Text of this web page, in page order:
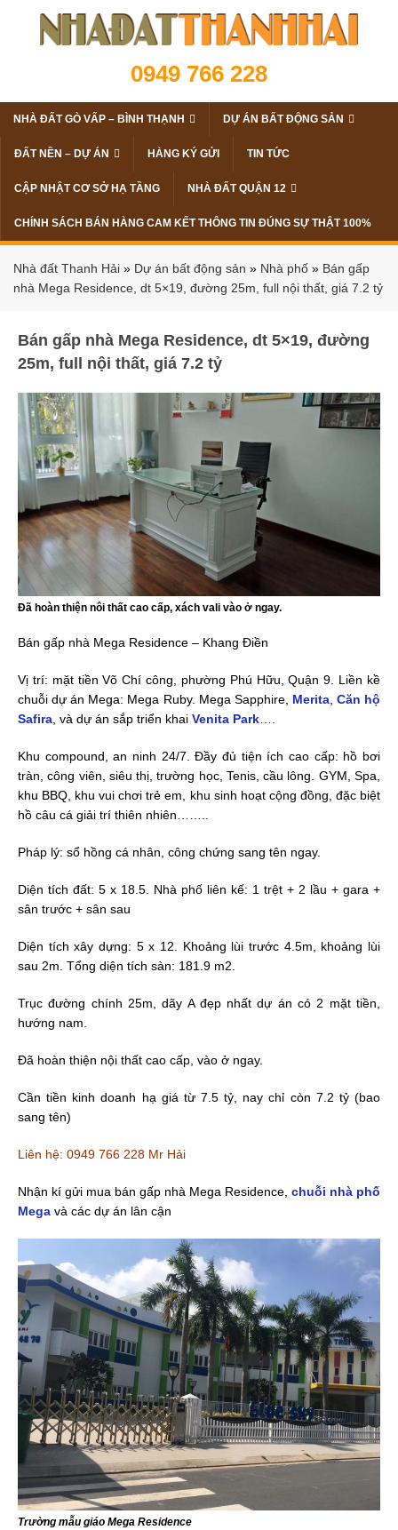
0949 766 228
NHÀ ĐẤT GÒ VẤP – BÌNH THẠNH DỰ ÁN BẤT ĐỘNG SẢN
ĐẤT NỀN – DỰ ÁN HÀNG KÝ GỬI TIN TỨC
CẬP NHẬT CƠ SỞ HẠ TẦNG NHÀ ĐẤT QUẬN 12
CHÍNH SÁCH BÁN HÀNG CAM KẾT THÔNG TIN ĐÚNG SỰ THẬT 100%
Nhà đất Thanh Hải » Dự án bất động sản » Nhà phố » Bán gấp
nhà Mega Residence, dt 5×19, đường 25m, full nội thất, giá 7.2 tỷ
Bán gấp nhà Mega Residence, dt 5×19, đường
25m, full nội thất, giá 7.2 tỷ
Đã hoàn thiện nôi thất cao cấp, xách vali vào ở ngay.
Bán gấp nhà Mega Residence – Khang Điền
Vị trí: mặt tiền Võ Chí công, phường Phú Hữu, Quận 9. Liền kề
chuỗi dự án Mega: Mega Ruby. Mega Sapphire, Merita, Căn hộ
Safira , và dự án sắp triển khai Venita Park
Khu compound, an ninh 24/7. Đầy đủ tiện ích cao cấp: hồ bơi
tràn, công viên, siêu thị, trường học, Tenis, cầu lông. GYM, Spa,
khu BBQ, khu vui chơi trẻ em, khu sinh hoạt cộng đồng, đặc biệt
hồ câu cá giải trí thiên nhiên……..
Pháp lý: sổ hồng cá nhân, công chứng sang tên ngay.
Diện tích đất: 5 x 18.5. Nhà phố liên kế: 1 trệt + 2 lầu + gara +
sân trước + sân sau
Diện tích xây dựng: 5 x 12. Khoảng lùi trước 4.5m, khoảng lùi
sau 2m. Tổng diện tích sàn: 181.9 m2.
Trục đường chính 25m, dãy A đẹp nhất dự án có 2 mặt tiền,
hướng nam.
Đã hoàn thiện nội thất cao cấp, vào ở ngay.
Cần tiền kinh doanh hạ giá từ 7.5 tỷ, nay chỉ còn 7.2 tỷ (bao
sang tên)
Liên hệ: 0949 766 228 Mr Hải
Nhận kí gửi mua bán gấp nhà Mega Residence, chuỗi nhà phố
Mega và các dự án lân cận
Trường mẫu giáo Mega Residence